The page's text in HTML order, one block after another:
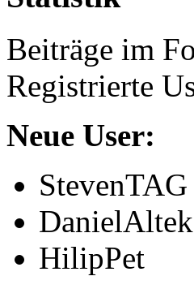
Beiträge im
Registrierte
Neue User:
StevenTAG
DanielAltek
HilipPet